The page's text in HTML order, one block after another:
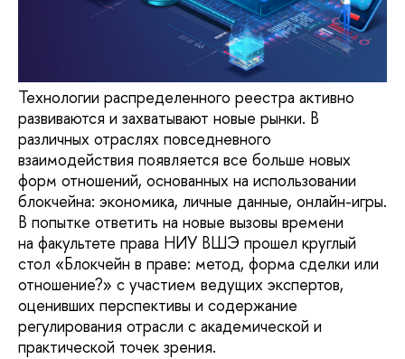
Технологии распределенного реестра активно
развиваются и захватывают новые рынки. В
различных отраслях повседневного
взаимодействия появляется все больше новых
форм отношений, основанных на использовании
блокчейна: экономика, личные данные, онлайн-игры.
В попытке ответить на новые вызовы времени
на факультете права НИУ ВШЭ прошел круглый
стол «Блокчейн в праве: метод, форма сделки или
отношение?» с участием ведущих экспертов,
оценивших перспективы и содержание
регулирования отрасли с академической и
практической точек зрения.